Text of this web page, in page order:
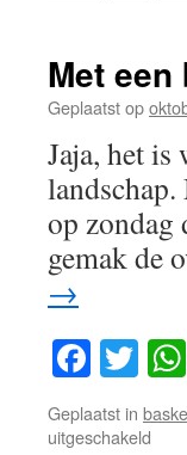
Met
Geplaatst op
Jaja, het
op zondag
gemak de
→
Geplaatst in
uitgeschakeld